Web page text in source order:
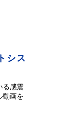
シス
る感震
動画を